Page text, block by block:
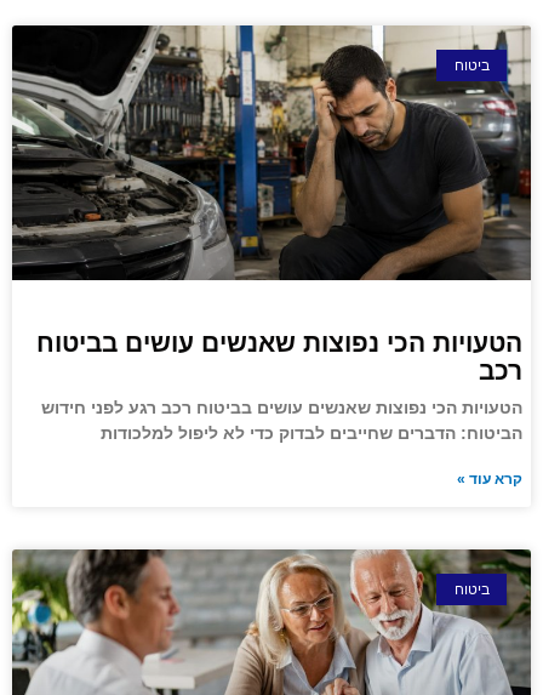
ביטוח
הטעויות הכי נפוצות שאנשים עושים בביטוח
רכב
הטעויות הכי נפוצות שאנשים עושים בביטוח רכב רגע לפני חידוש
הביטוח: הדברים שחייבים לבדוק כדי לא ליפול למלכודות
קרא עוד »
ביטוח